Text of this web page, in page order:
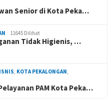
Senior di Kota Peka…
11645 Dilihat
Tidak Higienis, …
, KOTA PEKALONGAN,
PAM Kota Peka…